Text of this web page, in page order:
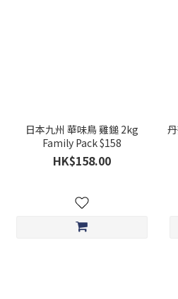
日本九州 華味鳥 雞鎚 2kg
Family Pack $158
HK$158.00